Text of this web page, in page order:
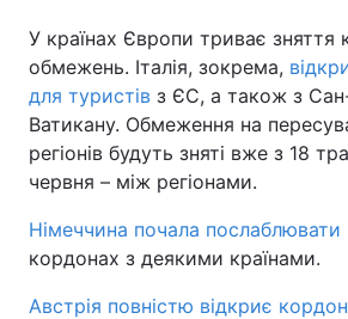
У країнах Європи триває зняття
обмежень. Італія, зокрема,
для туристів з ЄС, а також з
Ватикану. Обмеження на
регіонів будуть зняті вже з 18
червня – між регіонами.
Німеччина почала послаблювати
кордонах з деякими країнами.
Австрія повністю відкриє